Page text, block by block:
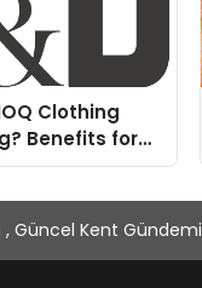
Clothing
Benefits for
, Güncel Kent Gündemi